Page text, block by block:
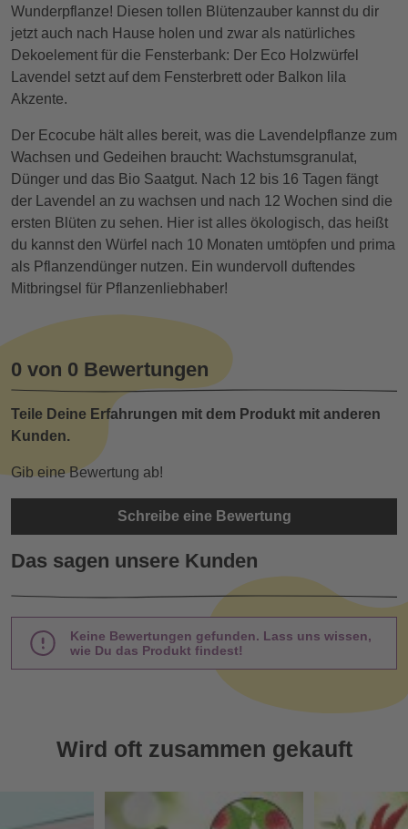
Wunderpflanze! Diesen tollen Blütenzauber kannst du dir
jetzt auch nach Hause holen und zwar als natürliches
Dekoelement für die Fensterbank: Der Eco Holzwürfel
Lavendel setzt auf dem Fensterbrett oder Balkon lila
Akzente.
Der Ecocube hält alles bereit, was die Lavendelpflanze zum
Wachsen und Gedeihen braucht: Wachstumsgranulat,
Dünger und das Bio Saatgut. Nach 12 bis 16 Tagen fängt
der Lavendel an zu wachsen und nach 12 Wochen sind die
ersten Blüten zu sehen. Hier ist alles ökologisch, das heißt
du kannst den Würfel nach 10 Monaten umtöpfen und prima
als Pflanzendünger nutzen. Ein wundervoll duftendes
Mitbringsel für Pflanzenliebhaber!
0 von 0 Bewertungen
Teile Deine Erfahrungen mit dem Produkt mit anderen
Kunden.
Gib eine Bewertung ab!
Schreibe eine Bewertung
Das sagen unsere Kunden
Keine Bewertungen gefunden. Lass uns wissen,
wie Du das Produkt findest!
Wird oft zusammen gekauft